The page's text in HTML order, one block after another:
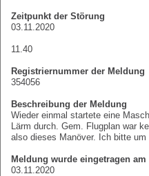
Zeitpunkt der Störung
03.11.2020
11.40
Registriernummer der Meldung
354056
Beschreibung der Meldung
Wieder einmal startete eine
Lärm durch. Gem. Flugplan war
also dieses Manöver. Ich bitte
Meldung wurde eingetragen am
03.11.2020